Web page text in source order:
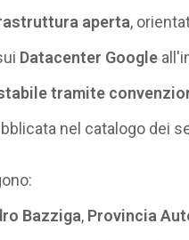
aperta,
Datacenter Google
tramite
nel catalogo dei
Bazziga, Provincia